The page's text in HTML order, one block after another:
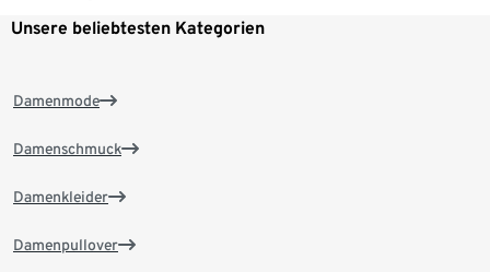
Unsere beliebtesten Kategorien
Damenmode
Damenschmuck
Damenkleider
Damenpullover